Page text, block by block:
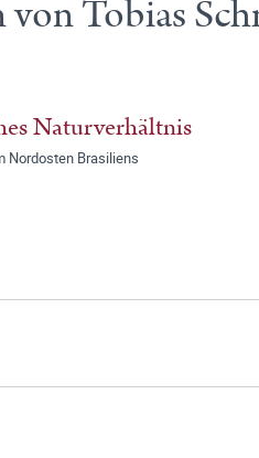
Tobias
Naturverhältnis
Nordosten Brasiliens